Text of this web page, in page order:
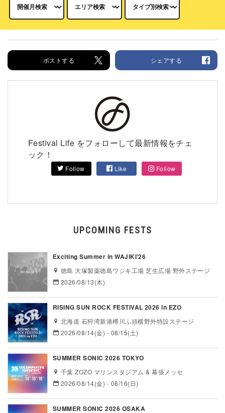
ポストする シェアする
Festival Life をフォローして最新情報をチェ
ック！
Follow Like Follow
UPCOMING FESTS
Exciting Summer in WAJIKI’26
徳島 大塚製薬徳島ワジキ工場 芝生広場 野外ステージ
2026/08/13(木)
RISING SUN ROCK FESTIVAL 2026 in EZO
北海道 石狩湾新港樽川ふ頭横野外特設ステージ
2026/08/14(金) - 08/15(土)
SUMMER SONIC 2026 TOKYO
千葉 ZOZO マリンスタジアム & 幕張メッセ
2026/08/14(金) - 08/16(日)
SUMMER SONIC 2026 OSAKA